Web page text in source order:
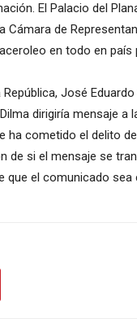
El Palacio del
Cámara de
en todo en
República, José
dirigiría mensaje
ha cometido el delito
de si el mensaje se
que el comunicado sea